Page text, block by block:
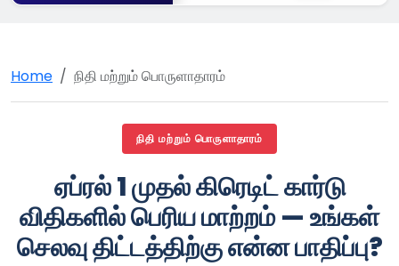
Home நிதி மற்றும் பொருளாதாரம்
நிதி மற்றும் பொருளாதாரம்
ஏப்ரல் 1 முதல் கிரெடிட் கார்டு
விதிகளில் பெரிய மாற்றம் — உங்கள்
செலவு திட்டத்திற்கு என்ன பாதிப்பு?